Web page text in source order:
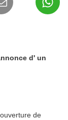
d' un